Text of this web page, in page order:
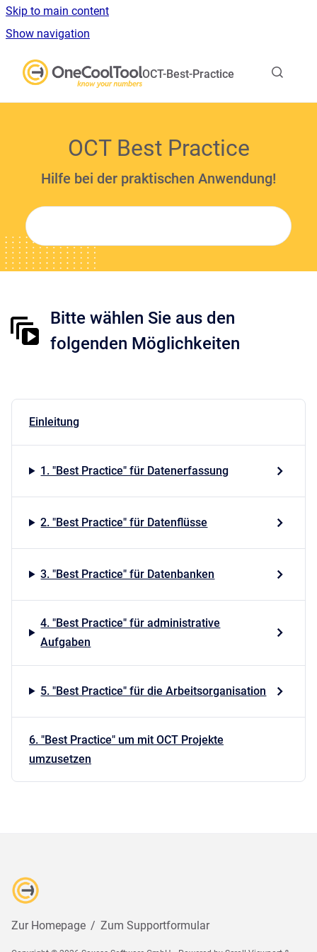
Skip to main content
Show navigation
OCT-Best-Practice
OCT Best Practice
Hilfe bei der praktischen Anwendung!
Bitte wählen Sie aus den
folgenden Möglichkeiten
Einleitung
1. "Best Practice" für Datenerfassung
2. "Best Practice" für Datenflüsse
3. "Best Practice" für Datenbanken
4. "Best Practice" für administrative
Aufgaben
5. "Best Practice" für die Arbeitsorganisation
6. "Best Practice" um mit OCT Projekte
umzusetzen
Zur Homepage / Zum Supportformular